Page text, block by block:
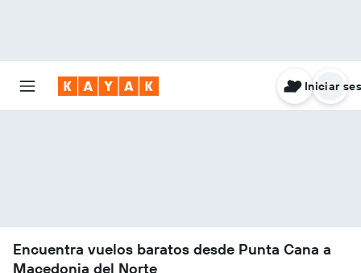
Iniciar
Encuentra vuelos baratos desde Punta Cana a
Macedonia del Norte